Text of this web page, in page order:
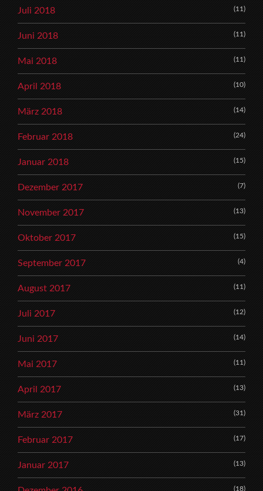
Juli 2018 (11)
Juni 2018 (11)
Mai 2018 (11)
April 2018 (10)
März 2018 (14)
Februar 2018 (24)
Januar 2018 (15)
Dezember 2017 (7)
November 2017 (13)
Oktober 2017 (15)
September 2017 (4)
August 2017 (11)
Juli 2017 (12)
Juni 2017 (14)
Mai 2017 (11)
April 2017 (13)
März 2017 (31)
Februar 2017 (17)
Januar 2017 (13)
(18)